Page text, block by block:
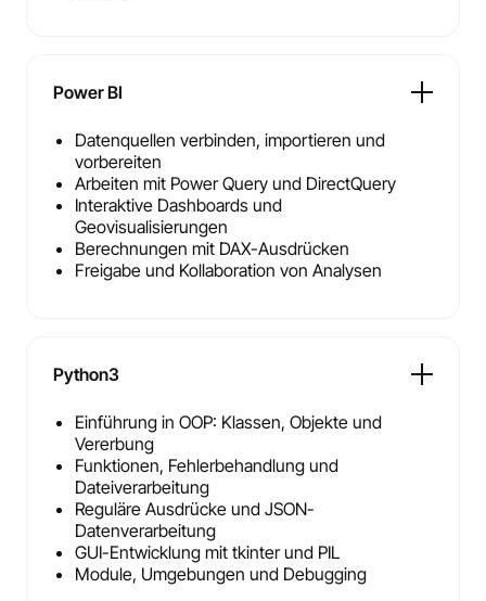
Power BI
Datenquellen verbinden, importieren und
vorbereiten
Arbeiten mit Power Query und DirectQuery
Interaktive Dashboards und
Geovisualisierungen
Berechnungen mit DAX-Ausdrücken
Freigabe und Kollaboration von Analysen
Python3
Einführung in OOP: Klassen, Objekte und
Vererbung
Funktionen, Fehlerbehandlung und
Dateiverarbeitung
Reguläre Ausdrücke und JSON-
Datenverarbeitung
GUI-Entwicklung mit tkinter und PIL
Module, Umgebungen und Debugging